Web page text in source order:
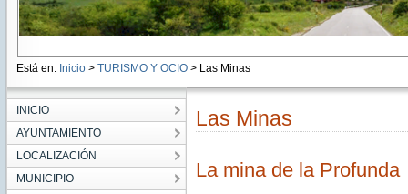
Está en: Inicio > TURISMO Y OCIO> Las Minas
INICIO
AYUNTAMIENTO
LOCALIZACIÓN
MUNICIPIO
Las Minas
La mina de la Profunda